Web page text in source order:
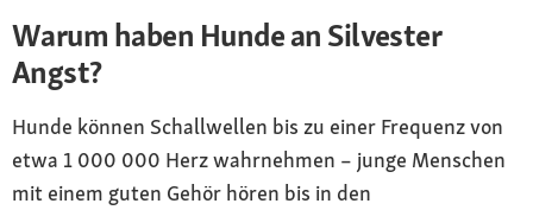
Warum haben Hunde an Silvester
Angst?
Hunde können Schallwellen bis zu einer Frequenz von
etwa 1 000 000 Herz wahrnehmen – junge Menschen
mit einem guten Gehör hören bis in den